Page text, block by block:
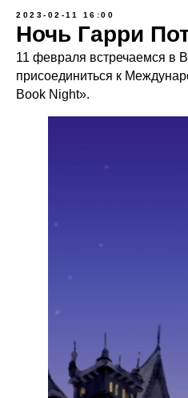
2023-02-11 16:00
Ночь Гарри
11 февраля встречаемся в
присоединиться к
Book Night».